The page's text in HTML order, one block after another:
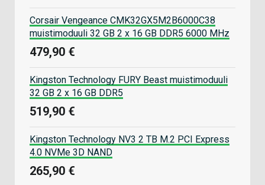
Corsair Vengeance CMK32GX5M2B6000C38
muistimoduuli 32 GB 2 x 16 GB DDR5 6000 MHz
479,90 €
Kingston Technology FURY Beast muistimoduuli
32 GB 2 x 16 GB DDR5
519,90 €
Kingston Technology NV3 2 TB M.2 PCI Express
4.0 NVMe 3D NAND
265,90 €